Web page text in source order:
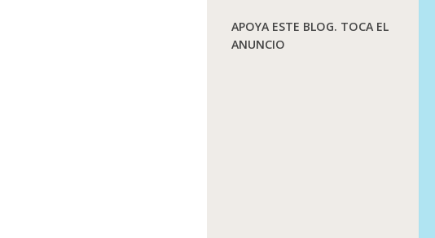
APOYA ESTE BLOG. TOCA EL
ANUNCIO